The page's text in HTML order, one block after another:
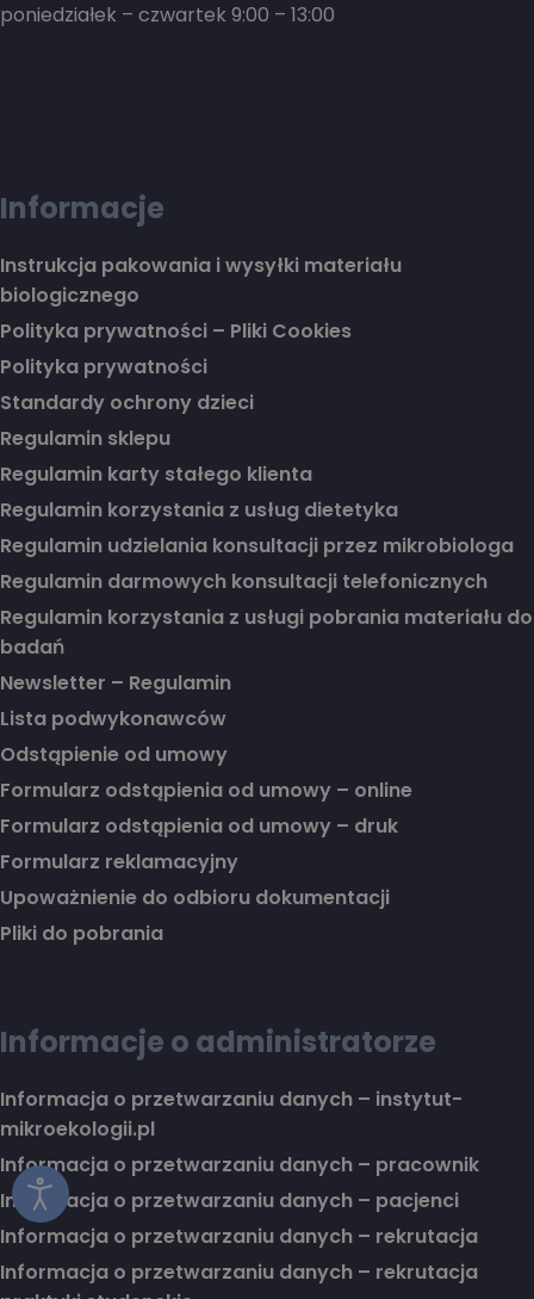
poniedziałek – czwartek 9:00 – 13:00
Informacje
Instrukcja pakowania i wysyłki materiału
biologicznego
Polityka prywatności – Pliki Cookies
Polityka prywatności
Standardy ochrony dzieci
Regulamin sklepu
Regulamin karty stałego klienta
Regulamin korzystania z usług dietetyka
Regulamin udzielania konsultacji przez mikrobiologa
Regulamin darmowych konsultacji telefonicznych
Regulamin korzystania z usługi pobrania materiału do
badań
Newsletter – Regulamin
Lista podwykonawców
Odstąpienie od umowy
Formularz odstąpienia od umowy – online
Formularz odstąpienia od umowy – druk
Formularz reklamacyjny
Upoważnienie do odbioru dokumentacji
Pliki do pobrania
Informacje o administratorze
Informacja o przetwarzaniu danych – instytut-
mikroekologii.pl
Informacja o przetwarzaniu danych – pracownik
Informacja o przetwarzaniu danych – pacjenci
Informacja o przetwarzaniu danych – rekrutacja
Informacja o przetwarzaniu danych – rekrutacja